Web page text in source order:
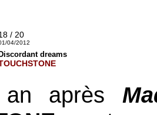
/ 20
04/2012
Discordant dreams
après